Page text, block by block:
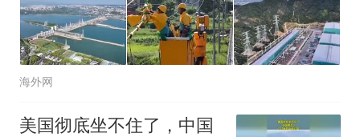
海外网
美国彻底坐不住了，中国